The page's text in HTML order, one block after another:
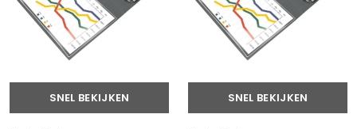
SNEL BEKIJKEN SNEL BEKIJKEN